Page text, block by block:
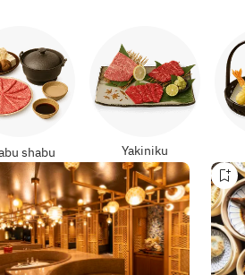
shabu Yakiniku